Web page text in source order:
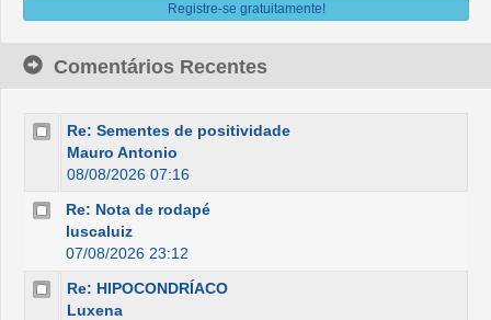
Registre-se gratuitamente!
Comentários Recentes
Re: Sementes de positividade
Mauro Antonio
08/08/2026 07:16
Re: Nota de rodapé
luscaluiz
07/08/2026 23:12
Re: HIPOCONDRÍACO
Luxena